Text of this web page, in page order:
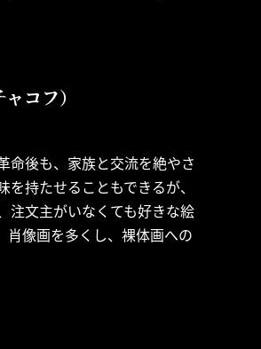
コフ）
命後も、家族と交流を絶やさ
持たせることもできるが、
注文主がいなくても好きな絵
像画を多くし、裸体画への